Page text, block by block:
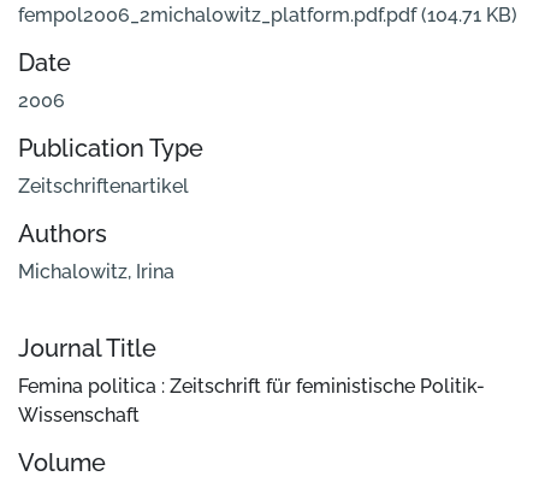
fempol2006_2michalowitz_platform.pdf.pdf(104.71 KB)
Date
2006
Publication Type
Zeitschriftenartikel
Authors
Michalowitz, Irina
Journal Title
Femina politica : Zeitschrift für feministische Politik-
Wissenschaft
Volume